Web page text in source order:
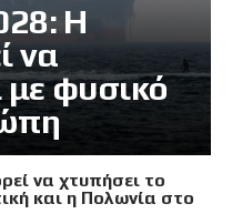
Η
να
φυσικό
να χτυπήσει το
και η Πολωνία στο